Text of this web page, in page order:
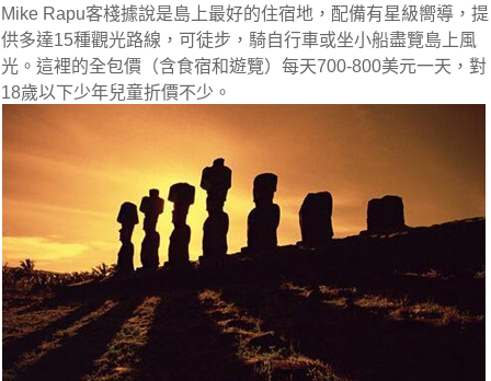
Mike Rapu客棧據說是島上最好的住宿地，配備有星級嚮導，提
供多達15種觀光路線，可徒步，騎自行車或坐小船盡覽島上風
光。這裡的全包價（含食宿和遊覽）每天700-800美元一天，對
18歲以下少年兒童折價不少。